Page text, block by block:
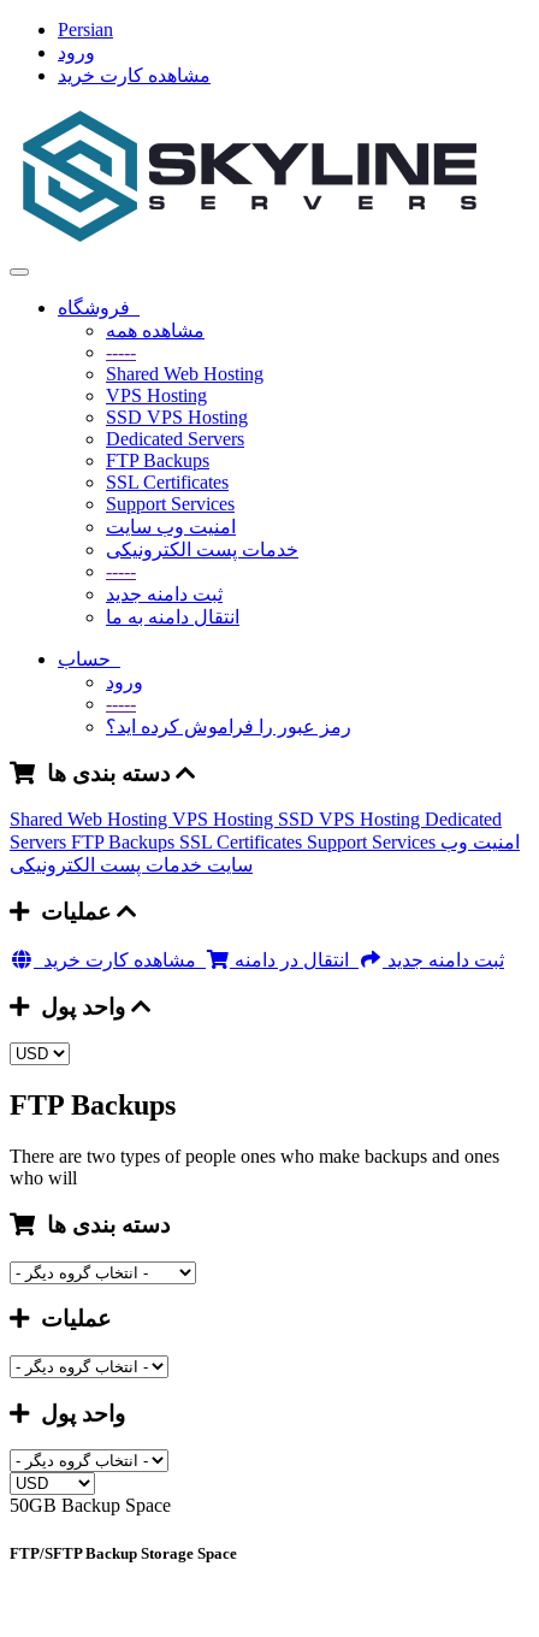
Persian
ورود
مشاهده کارت خرید
تغییر
ناوبری
مشاهده همه
-----
Shared Web Hosting
VPS Hosting
SSD VPS Hosting
Dedicated Servers
FTP Backups
SSL Certificates
Support Services
امنیت وب سایت
خدمات پست الکترونیکی
-----
ثبت دامنه جدید
انتقال دامنه به ما
ورود
-----
رمز عبور را فراموش کرده اید؟
Shared Web Hosting VPS Hosting SSD VPS Hosting Dedicated
Servers FTP Backups SSL Certificates Support Services امنیت وب
سایت خدمات پست الکترونیکی
ثبت دامنه جدید انتقال در دامنه مشاهده کارت خرید
FTP Backups
There are two types of people ones who make backups and ones
who will
دسته بندی ها
عملیات
واحد پول
50GB Backup Space
FTP/SFTP Backup Storage Space